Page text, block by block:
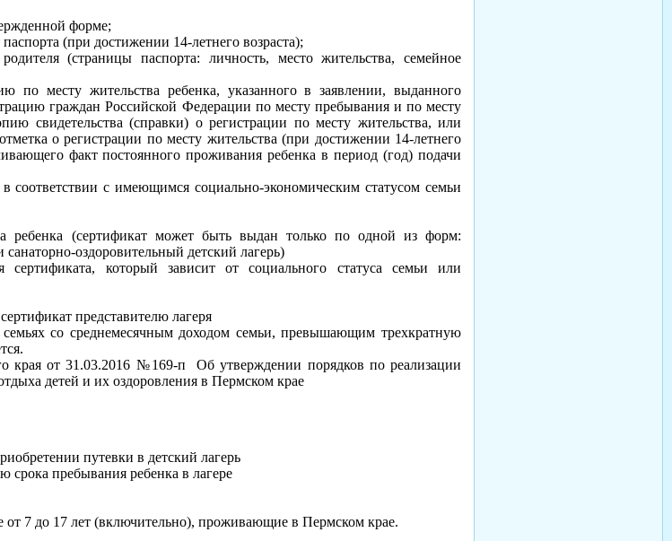
форме;
(при достижении 14-летнего возраста);
(страницы паспорта: личность, место жительства, семейное
по месту жительства ребенка, указанного в заявлении, выданного
граждан Российской Федерации по месту пребывания и по месту
свидетельства (справки) о регистрации по месту жительства, или
о регистрации по месту жительства (при достижении 14-летнего
факт постоянного проживания ребенка в период (год) подачи
с имеющимся социально-экономическим статусом семьи
ребенка (сертификат может быть выдан только по одной из форм:
оздоровительный детский лагерь)
который зависит от социального статуса семьи или
представителю лагеря
со среднемесячным доходом семьи, превышающим трехкратную
края от 31.03.2016 №169-п Об утверждении порядков по реализации
детей и их оздоровления в Пермском крае
путевки в детский лагерь
срока пребывания ребенка в лагере
от 7 до 17 лет (включительно), проживающие в Пермском крае.